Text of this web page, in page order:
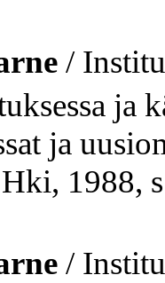
/
ja
ja
1988,
/